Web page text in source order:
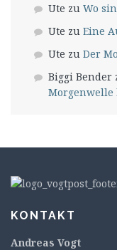
Ute zu Wo
Ute zu Eine
Ute zu Der
Biggi Bender
Morgenwelle
KONTAKT
Andreas Vogt